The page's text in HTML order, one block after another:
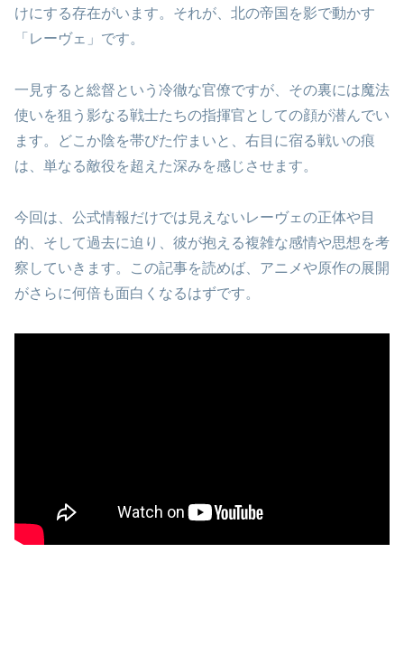
けにする存在がいます。それが、北の帝国を影で動かす
「レーヴェ」です。
一見すると総督という冷徹な官僚ですが、その裏には魔法
使いを狙う影なる戦士たちの指揮官としての顔が潜んでい
ます。どこか陰を帯びた佇まいと、右目に宿る戦いの痕
は、単なる敵役を超えた深みを感じさせます。
今回は、公式情報だけでは見えないレーヴェの正体や目
的、そして過去に迫り、彼が抱える複雑な感情や思想を考
察していきます。この記事を読めば、アニメや原作の展開
がさらに何倍も面白くなるはずです。